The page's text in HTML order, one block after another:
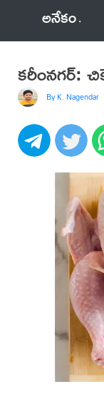
అనేకం
కరీంనగర్:
By K. Nagendar